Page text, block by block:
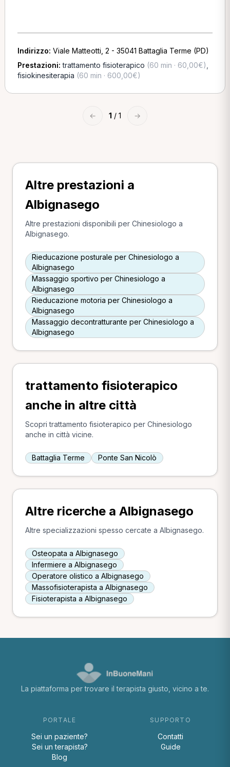
Indirizzo: Viale Matteotti, 2 - 35041 Battaglia Terme (PD)
Prestazioni:trattamento fisioterapico (60 min · 60,00€)
fisiokinesiterapia (60 min · 600,00€)
← 1 / 1 →
Altre prestazioni a
Albignasego
Altre prestazioni disponibili per Chinesiologo a
Albignasego.
Rieducazione posturale per Chinesiologo a
Albignasego
Massaggio sportivo per Chinesiologo a
Albignasego
Rieducazione motoria per Chinesiologo a
Albignasego
Massaggio decontratturante per Chinesiologo a
Albignasego
trattamento fisioterapico
anche in altre città
Scopri trattamento fisioterapico per Chinesiologo
anche in città vicine.
Battaglia Terme Ponte San Nicolò
Altre ricerche a Albignasego
Altre specializzazioni spesso cercate a Albignasego.
Osteopata a Albignasego
Infermiere a Albignasego
Operatore olistico a Albignasego
Massofisioterapista a Albignasego
Fisioterapista a Albignasego
La piattaforma per trovare il terapista giusto, vicino a te.
PORTALE
Sei un paziente?
Sei un terapista?
Blog
SUPPORTO
Contatti
Guide